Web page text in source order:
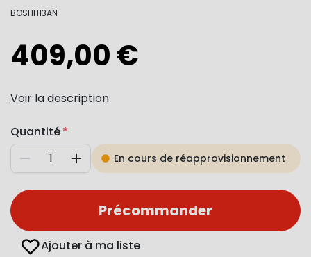
BOSHH13AN
409,00 €
Voir la description
Quantité
Diminuer AugmenterEn cours de réapprovisionnement
Précommander
Ajouter à ma liste